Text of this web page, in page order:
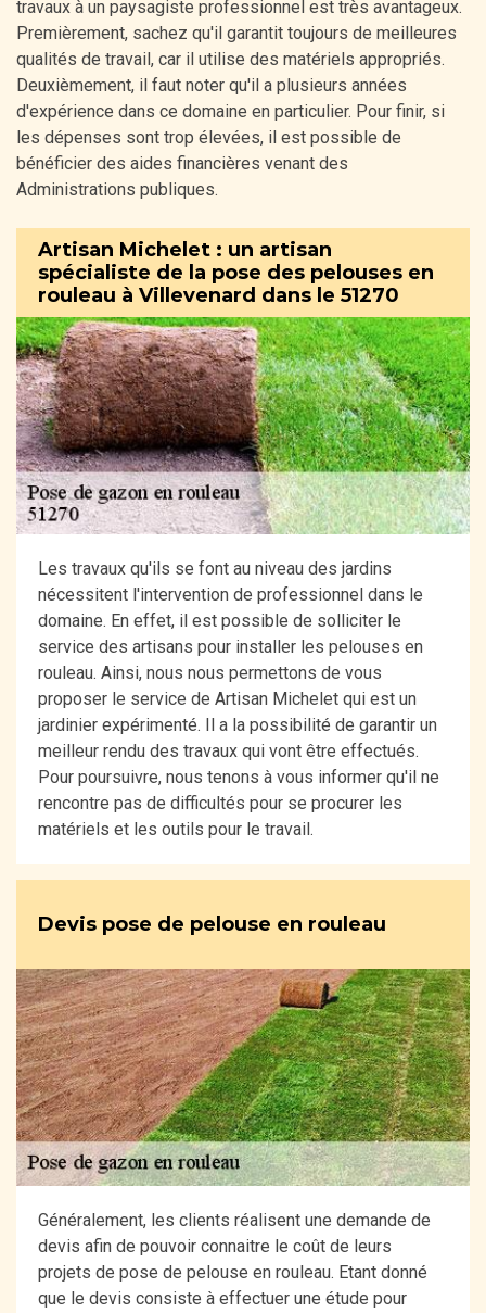
travaux à un paysagiste professionnel est très avantageux.
Premièrement, sachez qu'il garantit toujours de meilleures
qualités de travail, car il utilise des matériels appropriés.
Deuxièmement, il faut noter qu'il a plusieurs années
d'expérience dans ce domaine en particulier. Pour finir, si
les dépenses sont trop élevées, il est possible de
bénéficier des aides financières venant des
Administrations publiques.
Artisan Michelet : un artisan
spécialiste de la pose des pelouses en
rouleau à Villevenard dans le 51270
Les travaux qu'ils se font au niveau des jardins
nécessitent l'intervention de professionnel dans le
domaine. En effet, il est possible de solliciter le
service des artisans pour installer les pelouses en
rouleau. Ainsi, nous nous permettons de vous
proposer le service de Artisan Michelet qui est un
jardinier expérimenté. Il a la possibilité de garantir un
meilleur rendu des travaux qui vont être effectués.
Pour poursuivre, nous tenons à vous informer qu'il ne
rencontre pas de difficultés pour se procurer les
matériels et les outils pour le travail.
Devis pose de pelouse en rouleau
Généralement, les clients réalisent une demande de
devis afin de pouvoir connaitre le coût de leurs
projets de pose de pelouse en rouleau. Etant donné
que le devis consiste à effectuer une étude pour